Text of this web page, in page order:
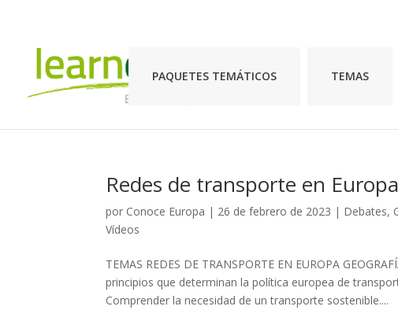
PAQUETES TEMÁTICOS TEMAS
Redes de transporte en Europa
por Conoce Europa | 26 de febrero de 2023 | Debates,
Vídeos
TEMAS REDES DE TRANSPORTE EN EUROPA
principios que determinan la política europea de
Comprender la necesidad de un transporte sostenible....